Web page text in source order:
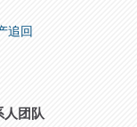
追回
人团队